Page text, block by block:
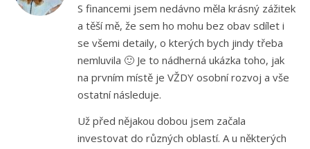
S financemi jsem nedávno měla krásný zážitek
a těší mě, že sem ho mohu bez obav sdílet i
se všemi detaily, o kterých bych jindy třeba
nemluvila 🙂 Je to nádherná ukázka toho, jak
na prvním místě je VŽDY osobní rozvoj a vše
ostatní následuje.
Už před nějakou dobou jsem začala
investovat do různých oblastí. A u některých